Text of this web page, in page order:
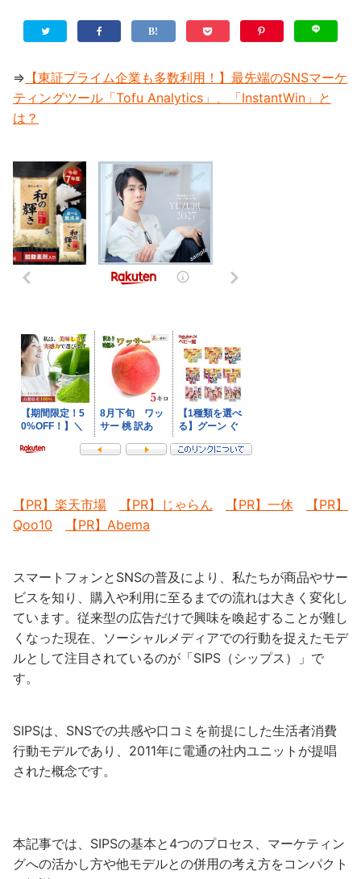
⇒ 【東証プライム企業も多数利用！】最先端のSNSマーケ
ティングツール「Tofu Analytics」、「InstantWin」と
は？
【PR】楽天市場 【PR】じゃらん 【PR】一休
【PR】
Qoo10
【PR】Abema
スマートフォンとSNSの普及により、私たちが商品やサー
ビスを知り、購入や利用に至るまでの流れは大きく変化し
ています。従来型の広告だけで興味を喚起することが難し
くなった現在、ソーシャルメディアでの行動を捉えたモデ
ルとして注目されているのが「SIPS（シップス）」で
す。
SIPSは、SNSでの共感や口コミを前提にした生活者消費
行動モデルであり、2011年に電通の社内ユニットが提唱
された概念です。
本記事では、SIPSの基本と4つのプロセス、マーケティン
グへの活かし方や他モデルとの併用の考え方をコンパクト